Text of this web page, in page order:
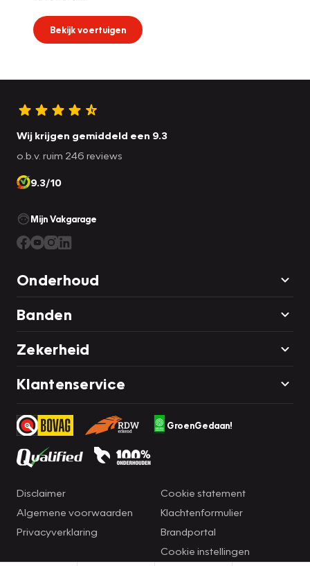
Bekijk voertuigen
Wij krijgen gemiddeld een 9.3
o.b.v. ruim 246 reviews
9.3/10
Mijn Vakgarage
Onderhoud
Banden
Zekerheid
Klantenservice
GroenGedaan!
Disclaimer
Algemene voorwaarden
Privacyverklaring
Cookie statement
Klachtenformulier
Brandportal
Cookie instellingen